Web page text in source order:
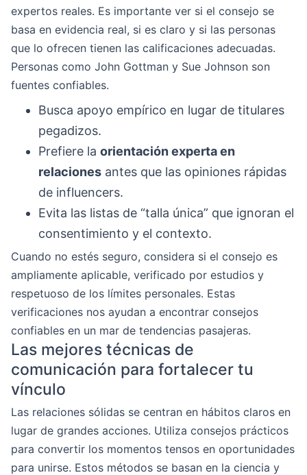
expertos reales. Es importante ver si el consejo se
basa en evidencia real, si es claro y si las personas
que lo ofrecen tienen las calificaciones adecuadas.
Personas como John Gottman y Sue Johnson son
fuentes confiables.
Busca apoyo empírico en lugar de titulares
pegadizos.
Prefiere la orientación experta en
relaciones antes que las opiniones rápidas
de influencers.
Evita las listas de “talla única” que ignoran el
consentimiento y el contexto.
Cuando no estés seguro, considera si el consejo es
ampliamente aplicable, verificado por estudios y
respetuoso de los límites personales. Estas
verificaciones nos ayudan a encontrar consejos
confiables en un mar de tendencias pasajeras.
Las mejores técnicas de
comunicación para fortalecer tu
vínculo
Las relaciones sólidas se centran en hábitos claros en
lugar de grandes acciones. Utiliza consejos prácticos
para convertir los momentos tensos en oportunidades
para unirse. Estos métodos se basan en la ciencia y